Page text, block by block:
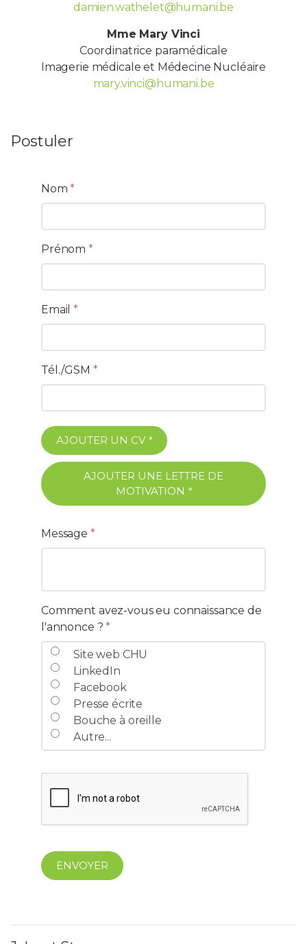
damien.wathelet@humani.be
Mme Mary Vinci
Coordinatrice paramédicale
Imagerie médicale et Médecine Nucléaire
mary.vinci@humani.be
Postuler
Nom *
Prénom *
Email *
Tél./GSM *
AJOUTER UN CV *
AJOUTER UNE LETTRE DE
MOTIVATION *
Message *
Comment avez-vous eu connaissance de
l'annonce ? *
Site web CHU
LinkedIn
Facebook
Presse écrite
Bouche à oreille
Autre...
ENVOYER